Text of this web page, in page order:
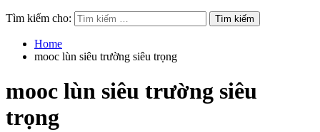
Tìm kiếm cho:
Home
mooc lùn siêu trường siêu trọng
mooc lùn siêu trường siêu
trọng